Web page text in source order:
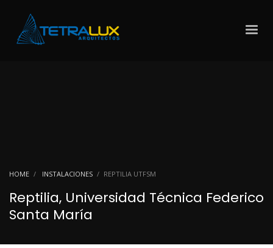
HOME INSTALACIONES REPTILIA UTFSM
Reptilia, Universidad Técnica Federico
Santa María